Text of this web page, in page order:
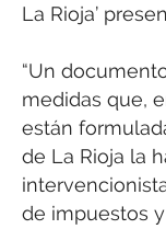
La Rioja’
“Un
medidas que,
están
de La Rioja la
de impuestos